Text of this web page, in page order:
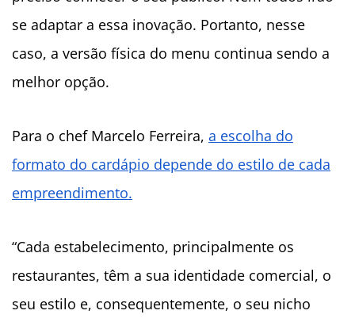
se adaptar a essa inovação. Portanto, nesse
caso, a versão física do menu continua sendo a
melhor opção.
Para o chef Marcelo Ferreira, a escolha do
formato do cardápio depende do estilo de cada
empreendimento.
“Cada estabelecimento, principalmente os
restaurantes, têm a sua identidade comercial, o
seu estilo e, consequentemente, o seu nicho